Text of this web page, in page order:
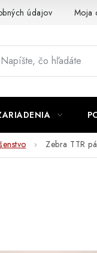
údajov Moja
Zebra TTR